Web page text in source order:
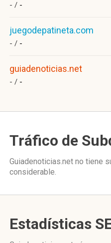
- / -
juegodepatineta.com
- / -
guiadenoticias.net
- / -
Tráfico de
Guiadenoticias.net no tiene
considerable.
Estadísticas